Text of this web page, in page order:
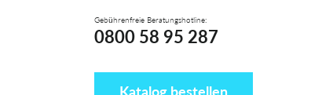
Gebührenfreie Beratungshotline:
0800 58 95 287
Katalog bestellen